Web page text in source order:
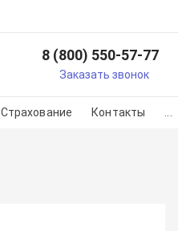
8 (800) 550-57-77
Заказать звонок
Страхование Контакты